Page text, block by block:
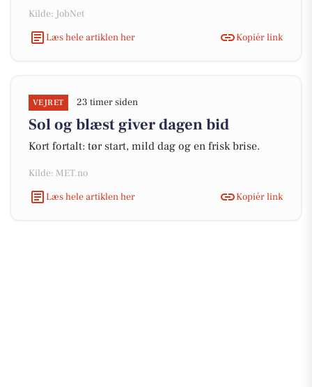
Kilde: JobNet
Læs hele artiklen her
Kopiér link
VEJRET 23 timer siden
Sol og blæst giver dagen bid
Kort fortalt: tør start, mild dag og en frisk brise.
Kilde: MET.no
Læs hele artiklen her
Kopiér link